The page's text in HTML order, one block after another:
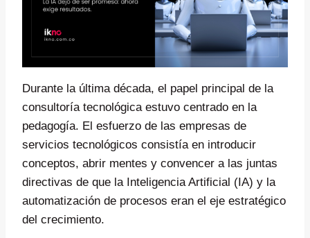
Durante la última década, el papel principal de la
consultoría tecnológica estuvo centrado en la
pedagogía. El esfuerzo de las empresas de
servicios tecnológicos consistía en introducir
conceptos, abrir mentes y convencer a las juntas
directivas de que la Inteligencia Artificial (IA) y la
automatización de procesos eran el eje estratégico
del crecimiento.